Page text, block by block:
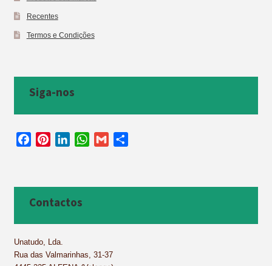
Recentes
Termos e Condições
Siga-nos
b
o
k
e
e
s
t
I
W
p
Contactos
Unatudo, Lda.
Rua das Valmarinhas, 31-37